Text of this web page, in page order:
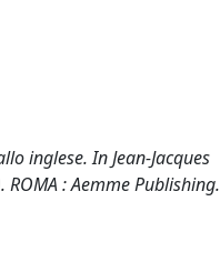
inglese. In Jean-Jacques
: Aemme Publishing.